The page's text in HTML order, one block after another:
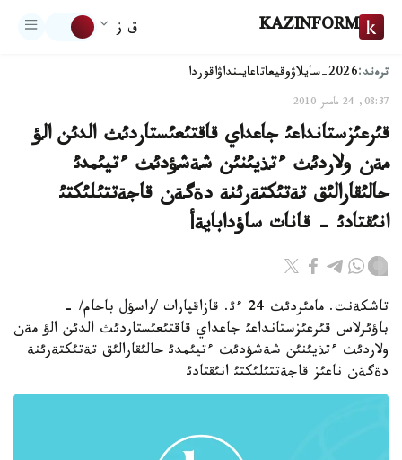
KAZINFORM ق ز
ترەند:2026-سايلاۋ وقيعاتاعايىنداۋاقوردا
08:37, 24 مامىر 2010
قئرعئزستانداعئ جاعداي قاقتئعئستاردئث الدئن الؤ
مةن ولاردئث ءتذيئنئن شةشؤدئث ءتيئمدئ
حالئقارالئق تةتئكتةرئنة دةگةن قاجةتتئلئكتئ
انئقتادئ - قانات ساؤدابايةأ
تاشكةنت. مامئردئث 24 ءئ. قازاقپارات /راسؤل باحام/ -
باؤئرلاس قئرعئزستانداعئ جاعداي قاقتئعئستاردئث الدئن الؤ مةن
ولاردئث ءتذيئنئن شةشؤدئث ءتيئمدئ حالئقارالئق تةتئكتةرئنة
دةگةن ناعئز قاجةتتئلئكتئ انئقتادئ